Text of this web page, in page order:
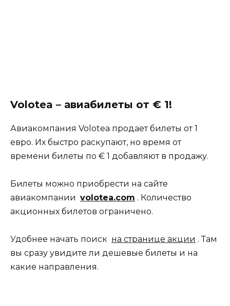
Volotea – авиабилеты от € 1!
Авиакомпания Volotea продает билеты от 1
евро. Их быстро раскупают, но время от
времени билеты по € 1 добавляют в продажу.
Билеты можно приобрести на сайте
авиакомпании volotea.com . Количество
акционных билетов ограничено.
Удобнее начать поиск на странице акции . Там
вы сразу увидите ли дешевые билеты и на
какие направления.